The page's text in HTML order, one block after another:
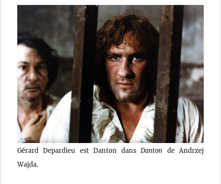
Gérard Depardieu est Danton dansDanton de Andrzej
Wajda.